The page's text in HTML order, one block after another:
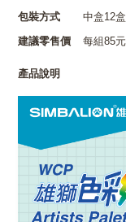
包裝方式
中盒12
建議零售價
每組85元
產品說明